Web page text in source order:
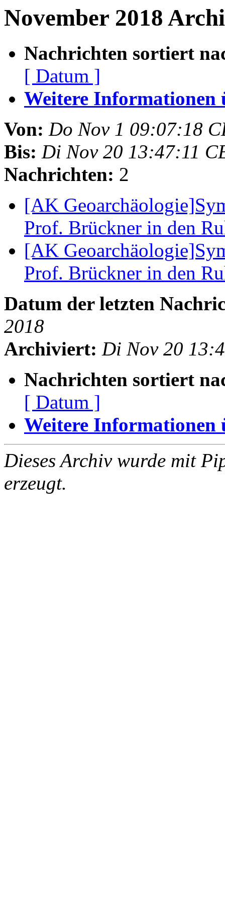
November 2018
Nachrichten sortiert
[ Datum ]
Weitere Informationen
Von: Do Nov 1 09:07:18
Bis: Di Nov 20 13:47:11
Nachrichten: 2
[AK
Prof. Brückner in den
[AK
Prof. Brückner in den
Datum der letzten
2018
Archiviert: Di Nov 20
Nachrichten sortiert
[ Datum ]
Weitere Informationen
Dieses Archiv wurde mit
erzeugt.